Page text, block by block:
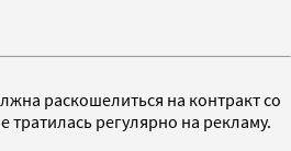
раскошелиться на контракт со
регулярно на рекламу.